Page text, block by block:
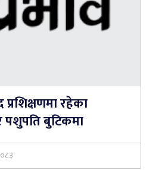
रहेका
पशुपति बुटिकमा